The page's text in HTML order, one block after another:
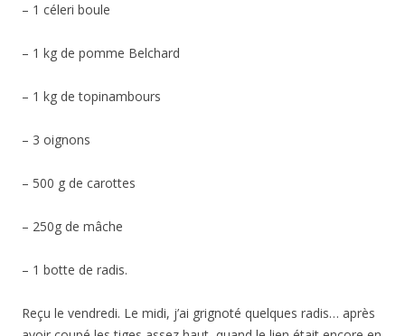
– 1 céleri boule
– 1 kg de pomme Belchard
– 1 kg de topinambours
– 3 oignons
– 500 g de carottes
– 250g de mâche
– 1 botte de radis.
Reçu le vendredi. Le midi, j’ai grignoté quelques radis… après